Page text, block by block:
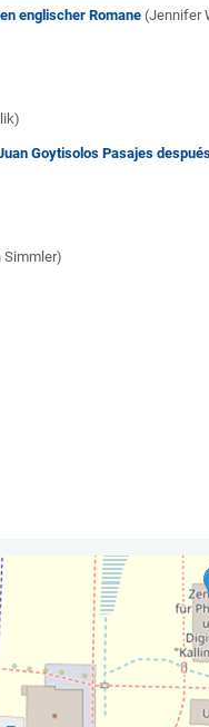
englischer Romane (Jennifer
Goytisolos Pasajes
Simmler)